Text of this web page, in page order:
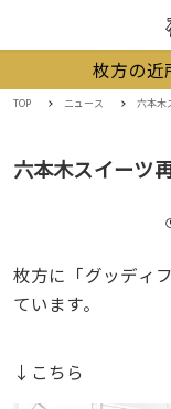
枚方の近
TOP ニュース 六本木
六本木スイーツ
枚方に「グッディ
ています。
↓こちら